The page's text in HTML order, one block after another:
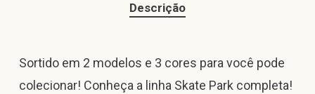
Descrição
Sortido em 2 modelos e 3 cores para você pode
colecionar! Conheça a linha Skate Park completa!